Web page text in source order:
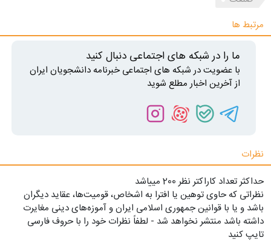
مرتبط ها
ما را در شبکه های اجتماعی دنبال کنید
با عضویت در شبکه های اجتماعی خبرنامه دانشجویان ایران
از آخرین اخبار مطلع شوید
نظرات
حداکثر تعداد کاراکتر نظر 200 ميياشد
نظراتی که حاوی توهین یا افترا به اشخاص، قومیت‌ها، عقاید دیگران
باشد و یا با قوانین جمهوری اسلامی ایران و آموزه‌های دینی مغایرت
داشته باشد منتشر نخواهد شد - لطفاً نظرات خود را با حروف فارسی
تایپ کنید